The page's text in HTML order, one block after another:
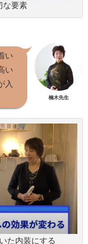
な要素
い
い
入
楠木先生
た内装にする